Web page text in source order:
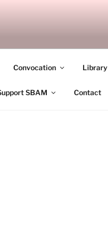
Convocation Library
SBAM Contact